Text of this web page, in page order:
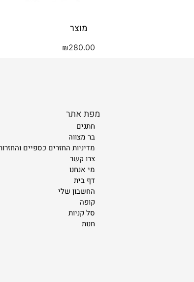
מוצר
₪280.00
מפת אתר
חתנים
בר מצווה
מדיניות החזרים כספיים
צרו קשר
מי אנחנו
דף בית
החשבון שלי
קופה
סל קניות
חנות